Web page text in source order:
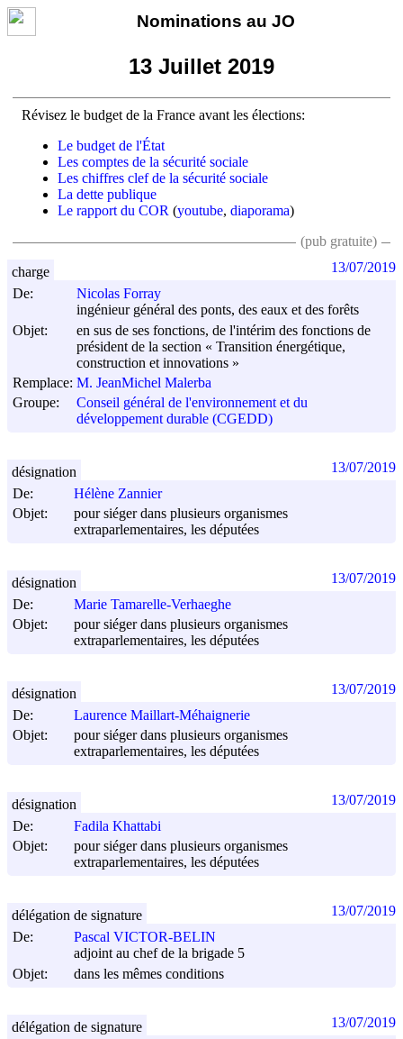
Nominations au JO
13 Juillet 2019
Révisez le budget de la France avant les élections:
Le budget de l'État
Les comptes de la sécurité sociale
Les chiffres clef de la sécurité sociale
La dette publique
Le rapport du COR (youtube, diaporama)
(pub gratuite)
De:
Nicolas Forray
ingénieur général des ponts, des eaux et des forêts
Objet:
en sus de ses fonctions, de l'intérim des fonctions de
président de la section « Transition énergétique,
construction et innovations »
Remplace: M. JeanMichel Malerba
Groupe:
Conseil général de l'environnement et du
développement durable (CGEDD)
charge 13/07/2019
De:
Hélène Zannier
Objet:
pour siéger dans plusieurs organismes
extraparlementaires, les députées
désignation 13/07/2019
De:
Marie Tamarelle-Verhaeghe
Objet:
pour siéger dans plusieurs organismes
extraparlementaires, les députées
désignation 13/07/2019
De:
Laurence Maillart-Méhaignerie
Objet:
pour siéger dans plusieurs organismes
extraparlementaires, les députées
désignation 13/07/2019
De:
Fadila Khattabi
Objet:
pour siéger dans plusieurs organismes
extraparlementaires, les députées
désignation 13/07/2019
De:
Pascal VICTOR-BELIN
adjoint au chef de la brigade 5
Objet:
dans les mêmes conditions
délégation de signature 13/07/2019
délégation de signature 13/07/2019